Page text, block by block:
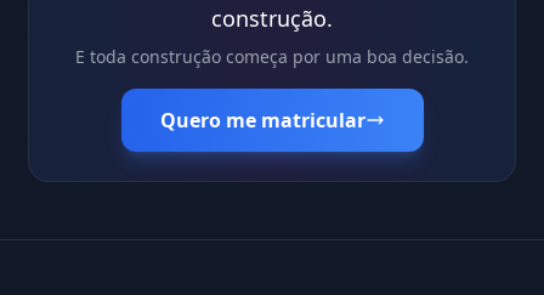
construção.
E toda construção começa por uma boa decisão.
Quero me matricular